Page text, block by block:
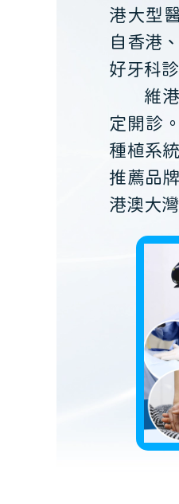
港大型
自香港
好牙科
維
定開診
種植系
推薦品
港澳大